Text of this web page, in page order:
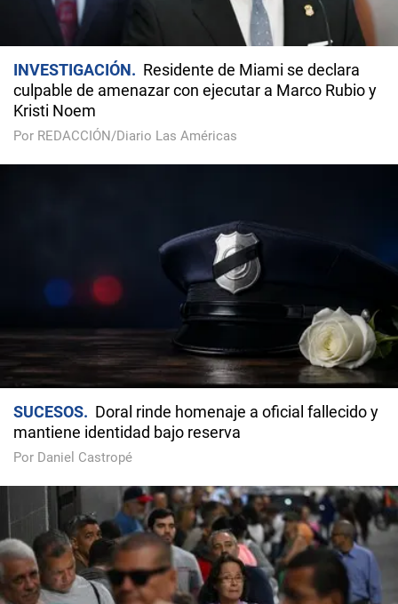
INVESTIGACIÓN
Residente de Miami se declara
culpable de amenazar con ejecutar a Marco Rubio y
Kristi Noem
Por REDACCIÓN/Diario Las Américas
SUCESOS
Doral rinde homenaje a oficial fallecido y
mantiene identidad bajo reserva
Por Daniel Castropé